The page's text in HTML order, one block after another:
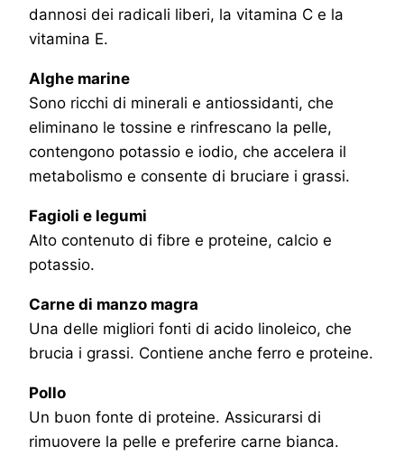
dannosi dei radicali liberi, la vitamina C e la
vitamina E.
Alghe marine
Sono ricchi di minerali e antiossidanti, che
eliminano le tossine e rinfrescano la pelle,
contengono potassio e iodio, che accelera il
metabolismo e consente di bruciare i grassi.
Fagioli e legumi
Alto contenuto di fibre e proteine, calcio e
potassio.
Carne di manzo magra
Una delle migliori fonti di acido linoleico, che
brucia i grassi. Contiene anche ferro e proteine.
Pollo
Un buon fonte di proteine. Assicurarsi di
rimuovere la pelle e preferire carne bianca.